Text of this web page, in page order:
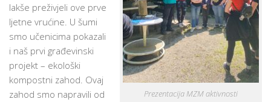
Prezentacija MZM aktivnosti
lakše preživjeli ove prve
ljetne vrućine. U šumi
smo učenicima pokazali
i naš prvi građevinski
projekt – ekološki
kompostni zahod. Ovaj
zahod smo napravili od